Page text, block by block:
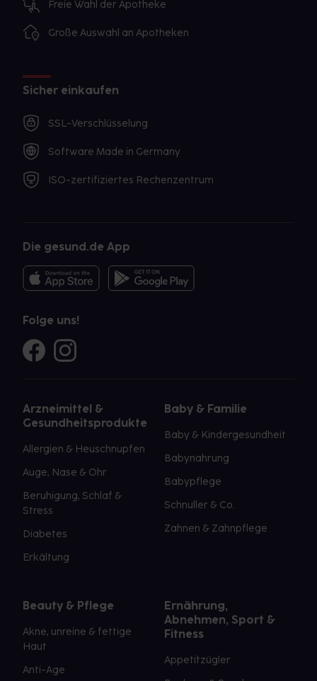
Freie Wahl der Apotheke
Große Auswahl an Apotheken
Sicher einkaufen
SSL-Verschlüsselung
Software Made in Germany
ISO-zertifiziertes Rechenzentrum
Die gesund.de App
Folge uns!
Arzneimittel &
Gesundheitsprodukte
Allergien & Heuschnupfen
Auge, Nase & Ohr
Beruhigung, Schlaf &
Stress
Diabetes
Erkältung
Baby & Familie
Baby & Kindergesundheit
Babynahrung
Babypflege
Schnuller & Co.
Zahnen & Zahnpflege
Beauty & Pflege
Akne, unreine & fettige
Haut
Anti-Age
Ernährung,
Abnehmen, Sport &
Fitness
Appetitzügler